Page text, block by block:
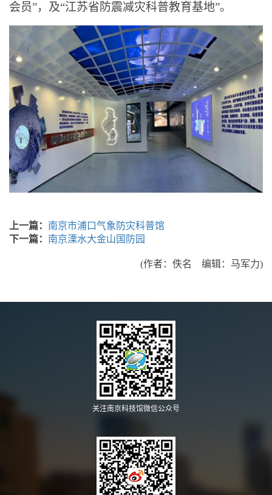
会员”，及“江苏省防震减灾科普教育基地”。
上一篇： 南京市浦口气象防灾科普馆
下一篇： 南京溧水大金山国防园
(作者：佚名 编辑：马军力)
关注南京科技馆微信公众号